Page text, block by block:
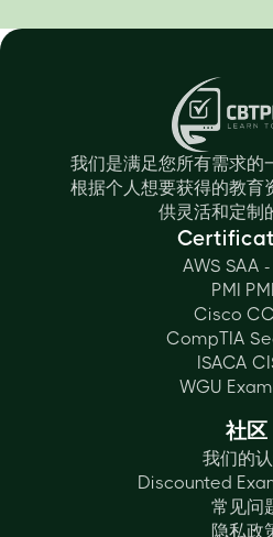
我们是满足您所有需求的
根据个人想要获得的教育
供灵活和定制
AWS SAA
PMI
Cisco
CompTIA
ISACA
WGU
社区
我们的
Discounted
常见问
隐私政